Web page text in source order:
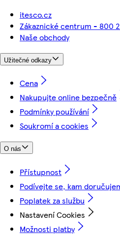
itesco.cz
Zákaznické centrum - 800
Naše obchody
Užitečné odkazy
Cena
Nakupujte online bezpečně
Podmínky používání
Soukromí a cookies
O nás
Přístupnost
Podívejte se, kam
Poplatek za službu
Nastavení Cookies
Možnosti platby